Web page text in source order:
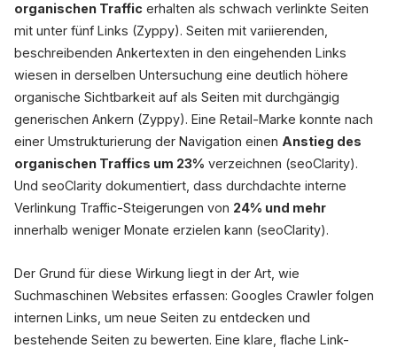
organischen Traffic erhalten als schwach verlinkte Seiten
mit unter fünf Links (Zyppy). Seiten mit variierenden,
beschreibenden Ankertexten in den eingehenden Links
wiesen in derselben Untersuchung eine deutlich höhere
organische Sichtbarkeit auf als Seiten mit durchgängig
generischen Ankern (Zyppy). Eine Retail-Marke konnte nach
einer Umstrukturierung der Navigation einen Anstieg des
organischen Traffics um 23% verzeichnen (seoClarity).
Und seoClarity dokumentiert, dass durchdachte interne
Verlinkung Traffic-Steigerungen von 24% und mehr
innerhalb weniger Monate erzielen kann (seoClarity).
Der Grund für diese Wirkung liegt in der Art, wie
Suchmaschinen Websites erfassen: Googles Crawler folgen
internen Links, um neue Seiten zu entdecken und
bestehende Seiten zu bewerten. Eine klare, flache Link-